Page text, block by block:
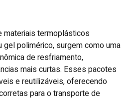
materiais termoplásticos
gel polimérico, surgem como uma
de resfriamento,
mais curtas. Esses pacotes
e reutilizáveis, oferecendo
para o transporte de